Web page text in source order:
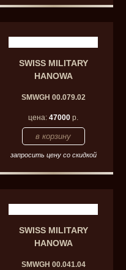
SWISS MILITARY
HANOWA
SMWGH 00.079.02
цена:47000 р.
запросить цену со скидкой
SWISS MILITARY
HANOWA
SMWGH 00.041.04